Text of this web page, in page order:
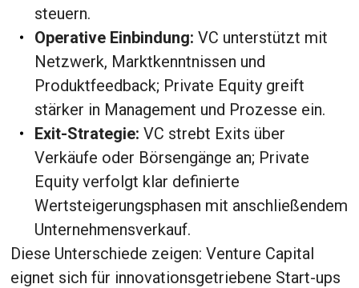
steuern.
Operative Einbindung: VC unterstützt mit
Netzwerk, Marktkenntnissen und
Produktfeedback; Private Equity greift
stärker in Management und Prozesse ein.
Exit-Strategie: VC strebt Exits über
Verkäufe oder Börsengänge an; Private
Equity verfolgt klar definierte
Wertsteigerungsphasen mit anschließendem
Unternehmensverkauf.
Diese Unterschiede zeigen: Venture Capital
eignet sich für innovationsgetriebene Start-ups